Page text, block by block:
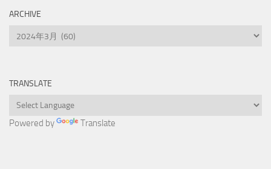
ARCHIVE
Archive
TRANSLATE
Powered by Translate